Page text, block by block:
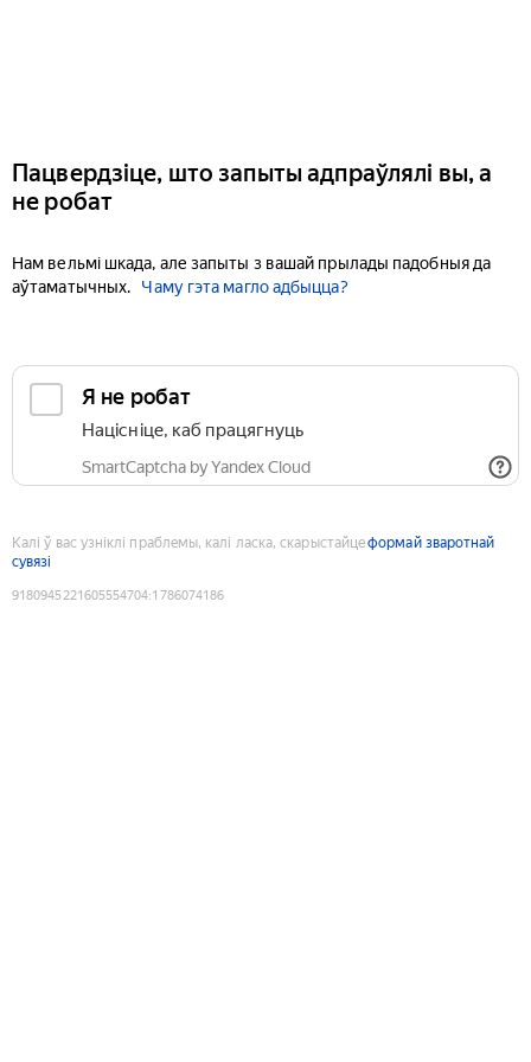
Пацвердзіце, што запыты адпраўлялі вы, а
не робат
Нам вельмі шкада, але запыты з вашай прылады падобныя да
аўтаматычных.
Чаму гэта магло адбыцца?
Я не робат
Націсніце, каб працягнуць
SmartCaptcha by Yandex Cloud
Калі ў вас узніклі праблемы, калі ласка, скарыстайцеформай зваротнай
сувязі
9180945221605554704:1786074186